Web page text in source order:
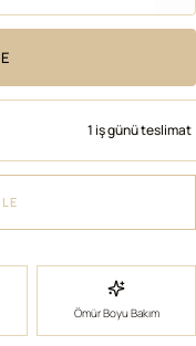
1 iş günü teslimat
Ömür Boyu Bakım